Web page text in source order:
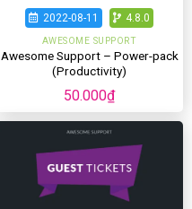
2022-08-11 4.8.0
AWESOME SUPPORT
Awesome Support – Power-pack
(Productivity)
50.000₫